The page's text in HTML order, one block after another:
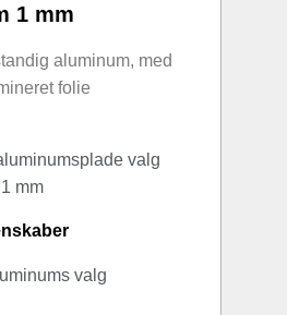
1 mm
aluminum, med
folie
valg
mm
valg